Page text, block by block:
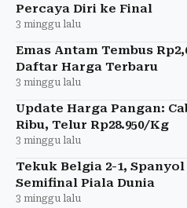
Percaya Diri ke Final
3 minggu lalu
Emas Antam Tembus
Daftar Harga Terbaru
3 minggu lalu
Update Harga Pangan:
Ribu, Telur Rp28.950/Kg
3 minggu lalu
Tekuk Belgia 2-1,
Semifinal Piala Dunia
3 minggu lalu